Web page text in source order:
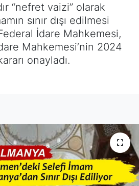
“nefret vaizi” olarak
sınır dışı edilmesi
İdare Mahkemesi,
Mahkemesi’nin 2024
onayladı.